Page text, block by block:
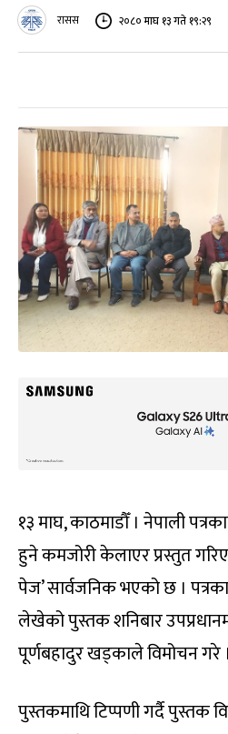
रासस २०८० माघ १३ गते १९:२९
१३ माघ, काठमाडौँ । नेपाली
हुने कमजोरी केलाएर प्रस्तुत
पेज’ सार्वजनिक भएको छ ।
लेखेको पुस्तक शनिबार
पूर्णबहादुर खड्काले विमोचन गरे ।
पुस्तकमाथि टिप्पणी गर्दै पुस्तक